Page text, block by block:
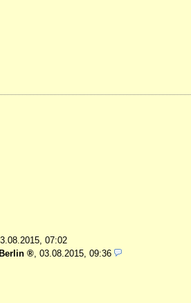
07:02
03.08.2015, 09:36